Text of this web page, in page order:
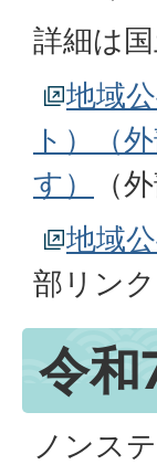
詳細は
地域
ト）（
す）
（
地域
部リンク
令和
ノンス